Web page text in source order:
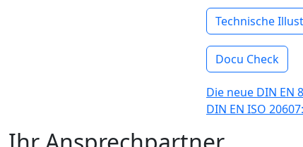
Technische
Docu Check
Die neue DIN EN
DIN EN ISO